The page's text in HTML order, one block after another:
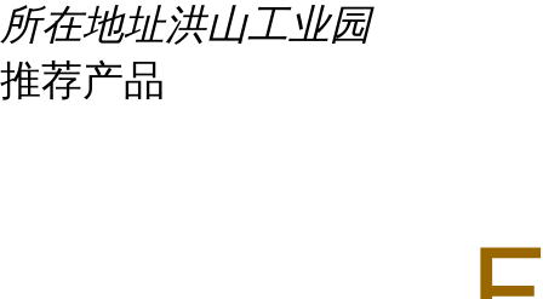
所在地址洪山工业园
推荐产品